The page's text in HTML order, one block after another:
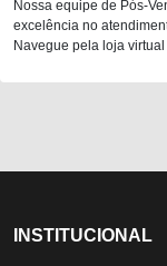
Nossa equipe de Pós-
excelência no
Navegue pela loja
INSTITUCIONAL